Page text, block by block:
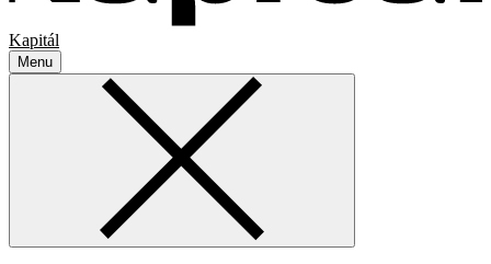
Kapitál
Menu